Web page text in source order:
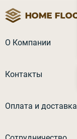
О Компании
Контакты
Оплата и доставка